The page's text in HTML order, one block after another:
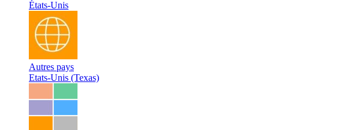
États-Unis
Autres pays
Etats-Unis (Texas)